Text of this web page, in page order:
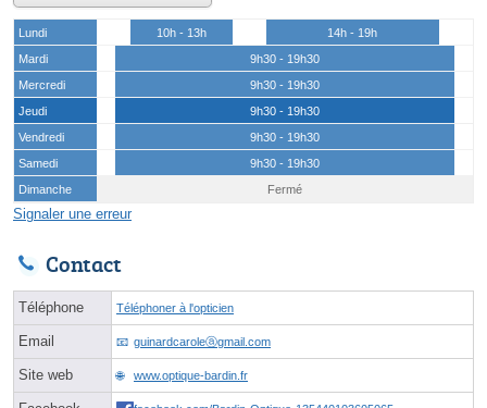
Lundi 10h - 13h
14h - 19h
Mardi
9h30 - 19h30
Mercredi
9h30 - 19h30
Jeudi
9h30 - 19h30
Vendredi
9h30 - 19h30
Samedi
9h30 - 19h30
Dimanche
Fermé
Signaler une erreur
Contact
Téléphone Téléphoner à l'opticien
Email guinardcaroleⓐgmail.com
Site web www.optique-bardin.fr